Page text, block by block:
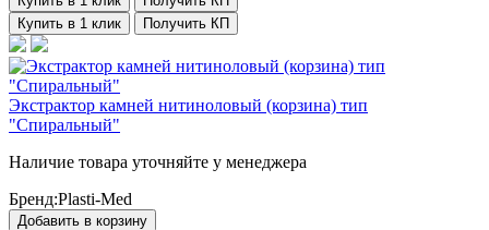
Купить в 1 клик
Получить КП
Экстрактор камней нитиноловый (корзина) тип
"Спиральный"
Наличие товара уточняйте у менеджера
Бренд:Plasti-Med
Добавить в корзину